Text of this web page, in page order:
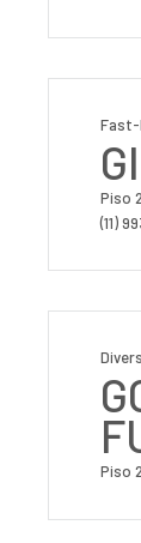
Fast-
Piso
(11)
Piso